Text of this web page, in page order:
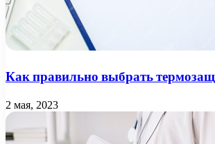
Как правильно выбрать
2 мая, 2023